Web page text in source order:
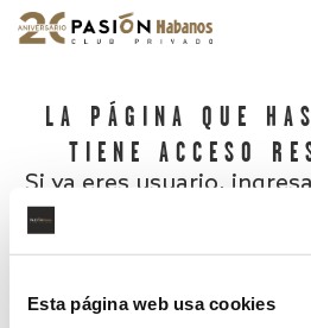
Esta página web usa cookies
LA PÁGINA QUE
TIENE ACCESO
Si ya eres usuario,